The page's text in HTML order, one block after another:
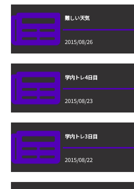
難しい天気
2015/08/26
学内トレ4日目
2015/08/23
学内トレ3日目
2015/08/22